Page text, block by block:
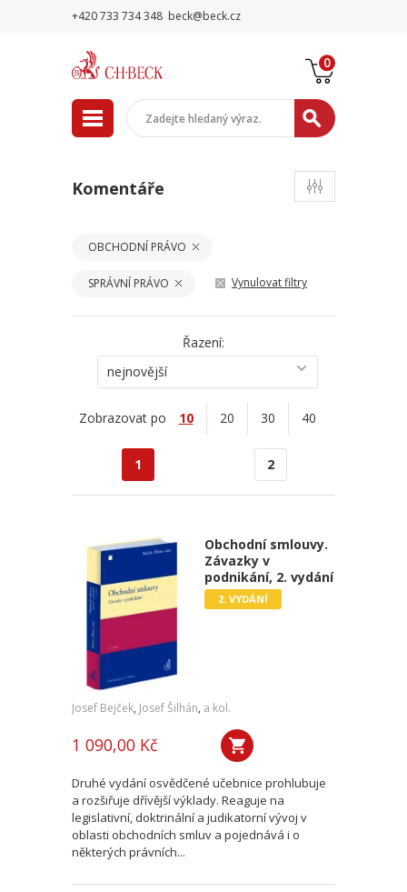
+420 733 734 348 beck@beck.cz
0
Komentáře
OBCHODNÍ PRÁVO
SPRÁVNÍ PRÁVO Vynulovat filtry
Řazení:
nejnovější
Zobrazovat po 10 20 30 40
1 2
Obchodní smlouvy.
Závazky v
podnikání, 2. vydání
2. VYDÁNÍ
Josef Bejček, Josef Šilhán, a kol.
1 090,00 Kč
Druhé vydání osvědčené učebnice prohlubuje
a rozšiřuje dřívější výklady. Reaguje na
legislativní, doktrinální a judikatorní vývoj v
oblasti obchodních smluv a pojednává i o
některých právních...